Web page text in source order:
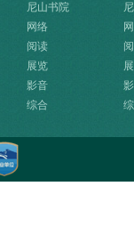
尼山书院
网络
阅读
展览
影音
综合